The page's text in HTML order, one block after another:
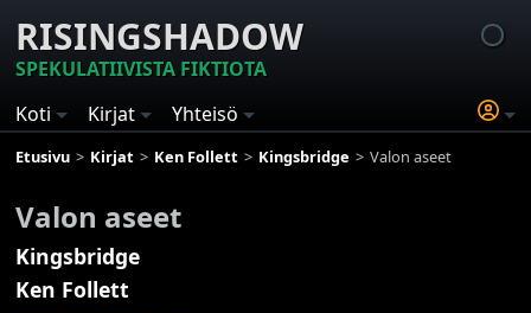
RISINGSHADOW
SPEKULATIIVISTA FIKTIOTA
Koti
Kirjat Yhteisö
Etusivu Kirjat Ken Follett Kingsbridge Valon aseet
Valon aseet
Kingsbridge
Ken Follett